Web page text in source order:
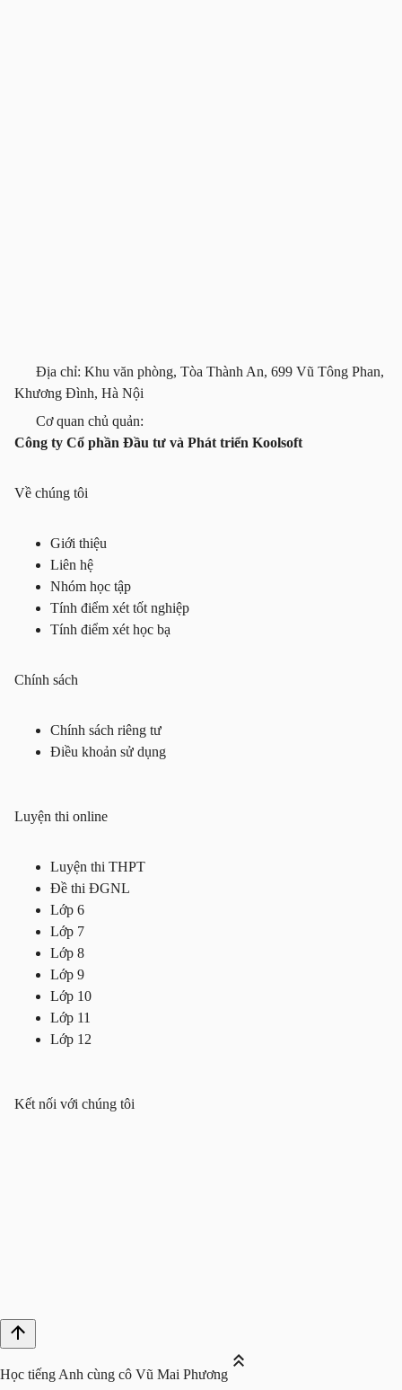
Địa chỉ: Khu văn phòng, Tòa Thành An, 699 Vũ Tông Phan,
Khương Đình, Hà Nội
Cơ quan chủ quản:
Công ty Cổ phần Đầu tư và Phát triển Koolsoft
Về chúng tôi
Giới thiệu
Liên hệ
Nhóm học tập
Tính điểm xét tốt nghiệp
Tính điểm xét học bạ
Chính sách
Chính sách riêng tư
Điều khoản sử dụng
Luyện thi online
Luyện thi THPT
Đề thi ĐGNL
Lớp 6
Lớp 7
Lớp 8
Lớp 9
Lớp 10
Lớp 11
Lớp 12
Kết nối với chúng tôi
Học tiếng Anh cùng cô Vũ Mai Phương